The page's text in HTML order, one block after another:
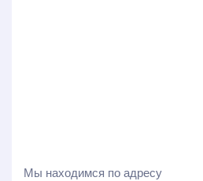
Мы находимся по адресу